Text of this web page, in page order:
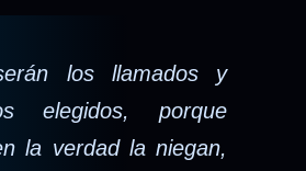
los llamados y
elegidos, porque
la verdad la niegan,